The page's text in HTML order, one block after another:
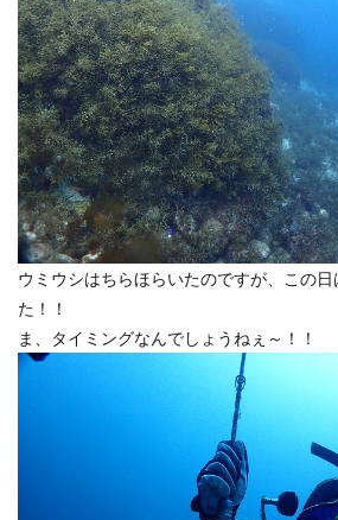
ウミウシはちらほらいたのですが、この
た！！
ま、タイミングなんでしょうねぇ～！！